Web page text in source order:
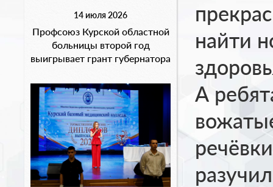
14 июля 2026
Профсоюз Курской областной
больницы второй год
выигрывает грант губернатора
найти
А